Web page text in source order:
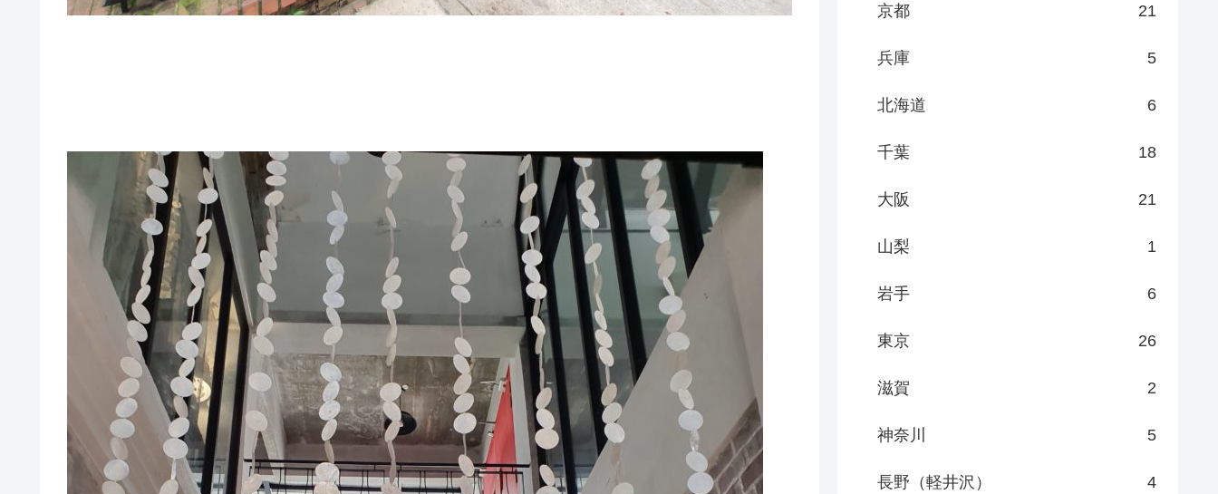
京都 21
兵庫 5
北海道 6
千葉 18
大阪 21
山梨 1
岩手 6
東京 26
滋賀 2
神奈川 5
長野（軽井沢） 4